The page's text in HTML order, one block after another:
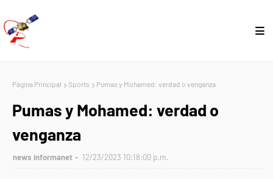
Página Principal Sports Pumas y Mohamed: verdad o venganza
Pumas y Mohamed: verdad o
venganza
news informanet 12/23/2023 10:18:00 p.m.